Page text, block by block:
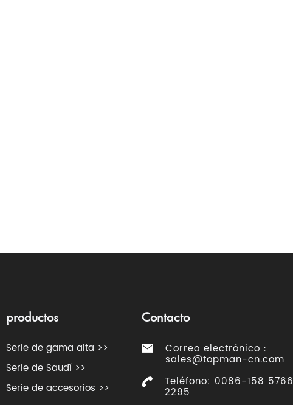
productos
Serie de gama alta >>
Serie de Saudí >>
Serie de accesorios >>
Contacto
Correo electrónico：
sales@topman-cn.com
Teléfono: 0086-158 5766
2295